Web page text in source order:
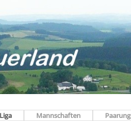
Liga Mannschaften